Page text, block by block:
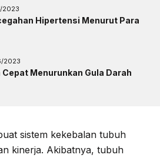
2023
Hipertensi Menurut Para
2023
Cepat Menurunkan Gula Darah
sistem kekebalan tubuh
kinerja. Akibatnya, tubuh